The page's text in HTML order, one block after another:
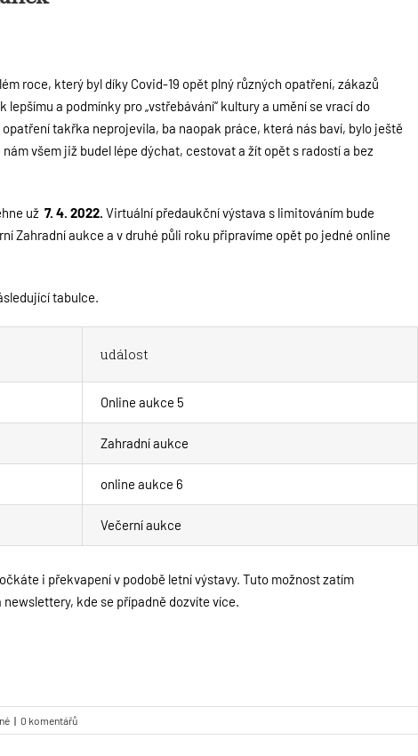
roce, který byl díky Covid-19 opět plný různých opatření, zákazů
a podmínky pro „vstřebávání“ kultury a umění se vrací do
takřka neprojevila, ba naopak práce, která nás baví, bylo ještě
všem již budel lépe dýchat, cestovat a žít opět s radostí a bez
už 7. 4. 2022. Virtuální předaukční výstava s limitováním bude
Zahradní aukce a v druhé půli roku připravíme opět po jedné online
tabulce.
událost
Online aukce 5
Zahradní aukce
online aukce 6
Večerní aukce
i překvapení v podobě letní výstavy. Tuto možnost zatím
kde se případně dozvíte více.
| 0 komentářů